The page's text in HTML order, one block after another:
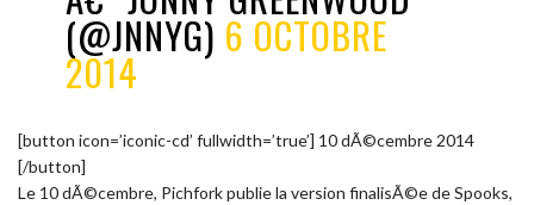
(@JNNYG) 6 OCTOBRE
2014
[button icon=’iconic-cd’ fullwidth=’true’] 10 dÃ©cembre 2014
[/button]
Le 10 dÃ©cembre, Pichfork publie la version finalisÃ©e de Spooks,